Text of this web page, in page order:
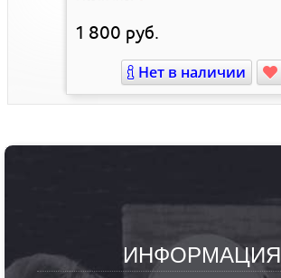
1 800 руб.
Нет в наличии
ИНФОРМАЦИЯ